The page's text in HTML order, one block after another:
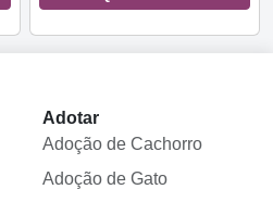
Adotar
Adoção de Cachorro
Adoção de Gato